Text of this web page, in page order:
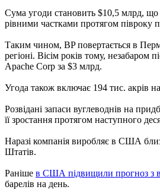
Сума угоди становить $10,5 млрд, що
рівними частками протягом півроку
Таким чином, BP повертається в
регіоні. Вісім років тому, незабаром
Apache Corp за $3 млрд.
Угода також включає 194 тис. акрів
Розвідані запаси вуглеводнів на
її зростання протягом наступного
Наразі компанія виробляє в США
Штатів.
Раніше в США підвищили прогноз з
барелів на день.